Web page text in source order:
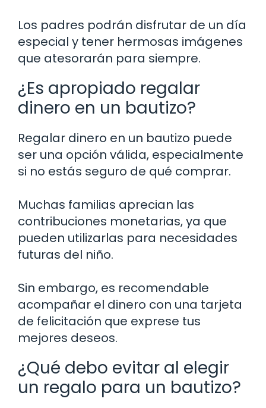
Los padres podrán disfrutar de un día
especial y tener hermosas imágenes
que atesorarán para siempre.
¿Es apropiado regalar
dinero en un bautizo?
Regalar dinero en un bautizo puede
ser una opción válida, especialmente
si no estás seguro de qué comprar.
Muchas familias aprecian las
contribuciones monetarias, ya que
pueden utilizarlas para necesidades
futuras del niño.
Sin embargo, es recomendable
acompañar el dinero con una tarjeta
de felicitación que exprese tus
mejores deseos.
¿Qué debo evitar al elegir
un regalo para un bautizo?